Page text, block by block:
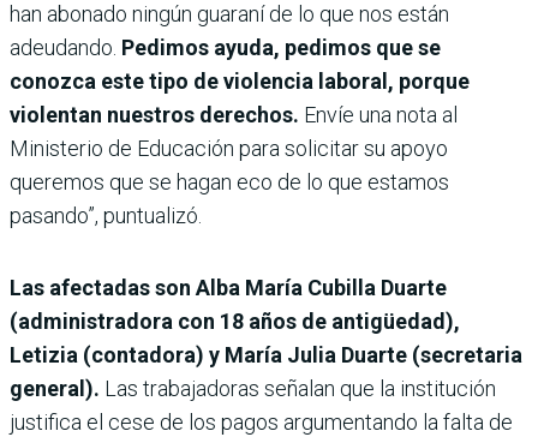
han abonado ningún guaraní de lo que nos están
adeudando. Pedimos ayuda, pedimos que se
conozca este tipo de violencia laboral, porque
violentan nuestros derechos. Envíe una nota al
Ministerio de Educación para solicitar su apoyo
queremos que se hagan eco de lo que estamos
pasando”, puntualizó.
Las afectadas son Alba María Cubilla Duarte
(administradora con 18 años de antigüedad),
Letizia (contadora) y María Julia Duarte (secretaria
general). Las trabajadoras señalan que la institución
justifica el cese de los pagos argumentando la falta de